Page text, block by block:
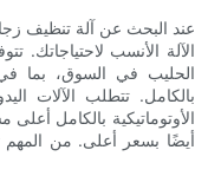
عند البحث عن آلة تنظيف
الآلة الأنسب لاحتياجاتك.
الحليب في السوق، بما في
بالكامل. تتطلب الآلات
الأوتوماتيكية بالكامل
أيضًا بسعر أعلى. من المهم